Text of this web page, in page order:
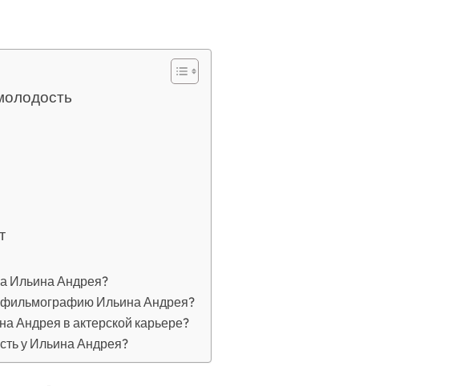
Ильина Андрея?
Ильина Андрея?
Андрея в актерской карьере?
у Ильина Андрея?